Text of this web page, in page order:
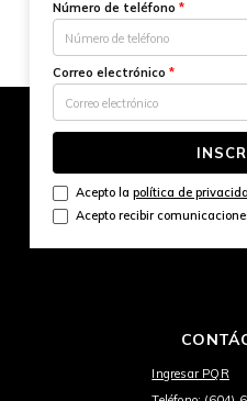
Número de teléfono *
Correo electrónico *
Acepto la política de
Acepto recibir
Ingresar PQR